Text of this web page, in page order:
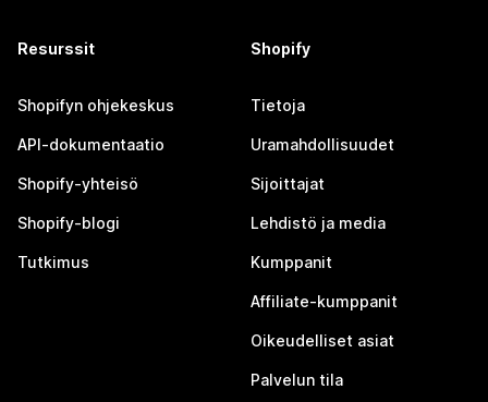
Resurssit
Shopifyn ohjekeskus
API-dokumentaatio
Shopify-yhteisö
Shopify-blogi
Tutkimus
Shopify
Tietoja
Uramahdollisuudet
Sijoittajat
Lehdistö ja media
Kumppanit
Affiliate-kumppanit
Oikeudelliset asiat
Palvelun tila